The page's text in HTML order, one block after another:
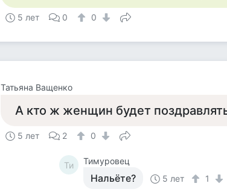
5 лет 0 0
Татьяна Ващенко
А кто ж женщин будет
5 лет 2 0
Ти Тимуровец
Нальёте? 5 лет 1